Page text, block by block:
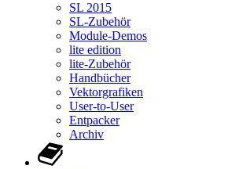
SL 2015
SL-Zubehör
Module-Demos
lite edition
lite-Zubehör
Handbücher
Vektorgrafiken
User-to-User
Entpacker
Archiv